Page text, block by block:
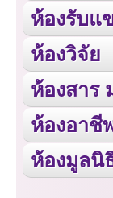
ห้องรับแ
ห้องวิจัย
ห้องสาร
ห้องอาชี
ห้องมูลนิ